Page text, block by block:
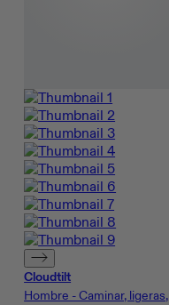
Cloudtilt
Hombre - Caminar, ligeras,